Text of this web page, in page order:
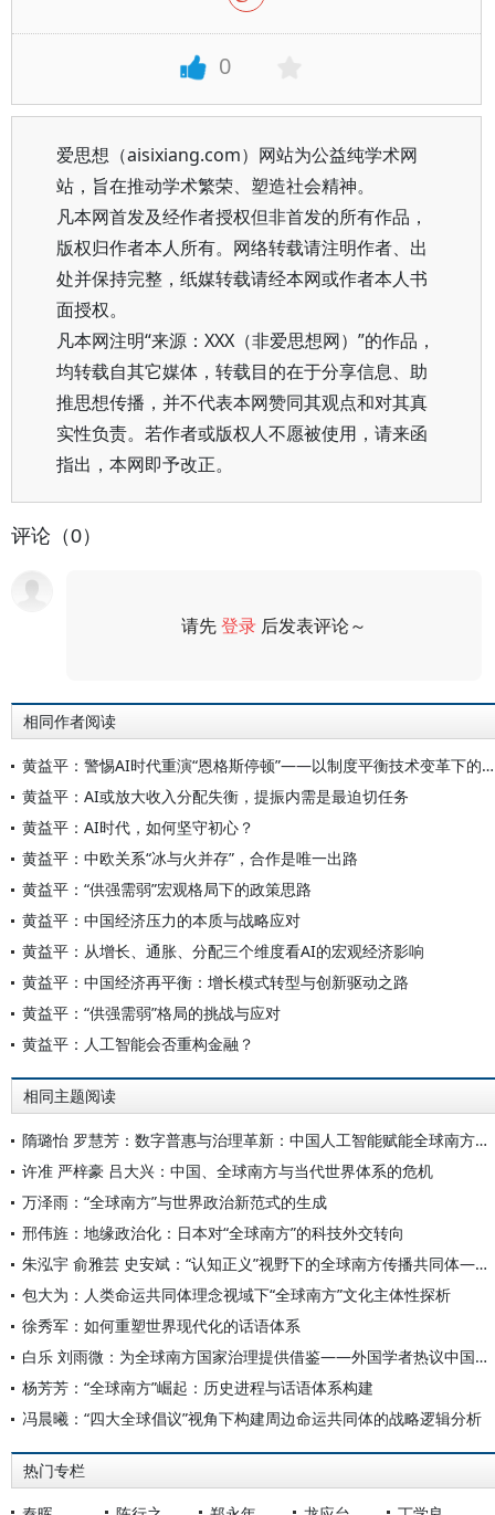
0
爱思想（aisixiang.com）网站为公益纯学术网
站，旨在推动学术繁荣、塑造社会精神。
凡本网首发及经作者授权但非首发的所有作品，
版权归作者本人所有。网络转载请注明作者、出
处并保持完整，纸媒转载请经本网或作者本人书
面授权。
凡本网注明“来源：XXX（非爱思想网）”的作品，
均转载自其它媒体，转载目的在于分享信息、助
推思想传播，并不代表本网赞同其观点和对其真
实性负责。若作者或版权人不愿被使用，请来函
指出，本网即予改正。
评论（0）
请先登录 后发表评论～
相同作者阅读
黄益平：警惕AI时代重演“恩格斯停顿”——以制度平衡技术变革下的收入分配
黄益平：AI或放大收入分配失衡，提振内需是最迫切任务
黄益平：AI时代，如何坚守初心？
黄益平：中欧关系“冰与火并存”，合作是唯一出路
黄益平：“供强需弱”宏观格局下的政策思路
黄益平：中国经济压力的本质与战略应对
黄益平：从增长、通胀、分配三个维度看AI的宏观经济影响
黄益平：中国经济再平衡：增长模式转型与创新驱动之路
黄益平：“供强需弱”格局的挑战与应对
黄益平：人工智能会否重构金融？
相同主题阅读
隋璐怡 罗慧芳：数字普惠与治理革新：中国人工智能赋能全球南方发展
许准 严梓豪 吕大兴：中国、全球南方与当代世界体系的危机
万泽雨：“全球南方”与世界政治新范式的生成
邢伟旌：地缘政治化：日本对“全球南方”的科技外交转向
朱泓宇 俞雅芸 史安斌：“认知正义”视野下的全球南方传播共同体——基于代表性媒体人的访谈研究(2022-2024)
包大为：人类命运共同体理念视域下“全球南方”文化主体性探析
徐秀军：如何重塑世界现代化的话语体系
白乐 刘雨微：为全球南方国家治理提供借鉴——外国学者热议中国共产党治理经验
杨芳芳：“全球南方”崛起：历史进程与话语体系构建
冯晨曦：“四大全球倡议”视角下构建周边命运共同体的战略逻辑分析
热门专栏